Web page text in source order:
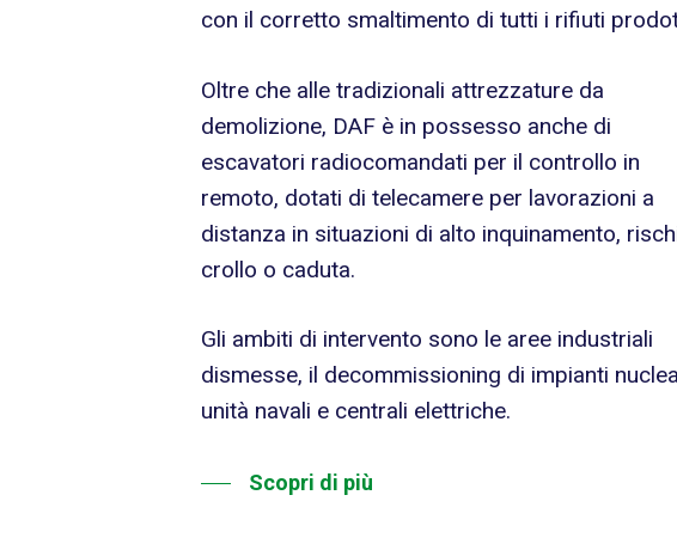
con il corretto smaltimento di tutti i rifiuti
Oltre che alle tradizionali attrezzature da
demolizione, DAF è in possesso anche di
escavatori radiocomandati per il controllo in
remoto, dotati di telecamere per lavorazioni a
distanza in situazioni di alto inquinamento,
crollo o caduta.
Gli ambiti di intervento sono le aree industriali
dismesse, il decommissioning di impianti
unità navali e centrali elettriche.
Scopri di più